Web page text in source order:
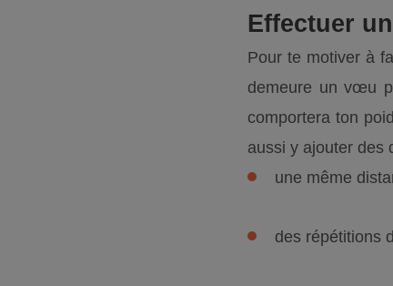
Effectuer
Pour te motiver à
demeure un vœu
comportera ton
aussi y ajouter des
une même
des répétitions